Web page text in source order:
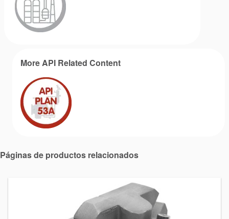
Academia
Planos de tuberías API
Guías de la industria
More API Related Content
Páginas de productos relacionados